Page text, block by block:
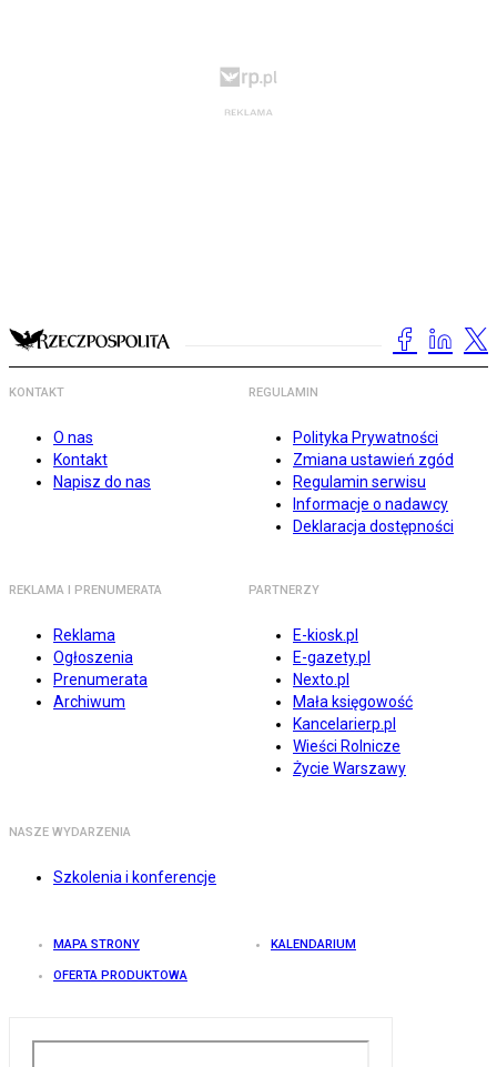
KONTAKT
O nas
Kontakt
Napisz do nas
REGULAMIN
Polityka Prywatności
Zmiana ustawień zgód
Regulamin serwisu
Informacje o nadawcy
Deklaracja dostępności
REKLAMA I PRENUMERATA
Reklama
Ogłoszenia
Prenumerata
Archiwum
PARTNERZY
E-kiosk.pl
E-gazety.pl
Nexto.pl
Mała księgowość
Kancelarierp.pl
Wieści Rolnicze
Życie Warszawy
NASZE WYDARZENIA
Szkolenia i konferencje
MAPA STRONY KALENDARIUM
OFERTA PRODUKTOWA